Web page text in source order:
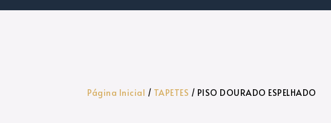
Página Inicial / TAPETES / PISO DOURADO ESPELHADO